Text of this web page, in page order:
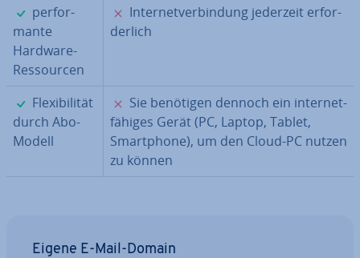
✓
per­for­
man­te
Hardware-
Res­sour­cen
✗
In­ter­net­ver­bin­dung jederzeit er­for­
der­lich
✓
Fle­xi­bi­li­tät
durch Abo-
Modell
✗
Sie benötigen dennoch ein in­ter­net­
fä­hi­ges Gerät (PC, Laptop, Tablet,
Smart­phone), um den Cloud-PC nutzen
zu können
Eigene E-Mail-Domain